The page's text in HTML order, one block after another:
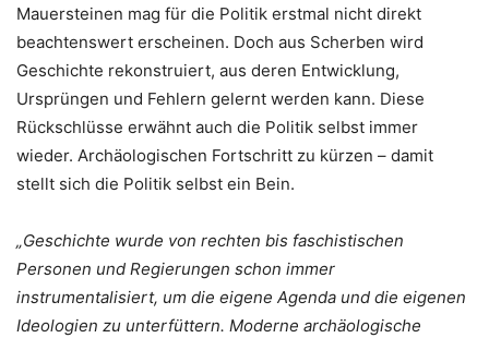
Mauersteinen mag für die Politik erstmal nicht direkt
beachtenswert erscheinen. Doch aus Scherben wird
Geschichte rekonstruiert, aus deren Entwicklung,
Ursprüngen und Fehlern gelernt werden kann. Diese
Rückschlüsse erwähnt auch die Politik selbst immer
wieder. Archäologischen Fortschritt zu kürzen – damit
stellt sich die Politik selbst ein Bein.
„Geschichte wurde von rechten bis faschistischen
Personen und Regierungen schon immer
instrumentalisiert, um die eigene Agenda und die eigenen
Ideologien zu unterfüttern. Moderne archäologische